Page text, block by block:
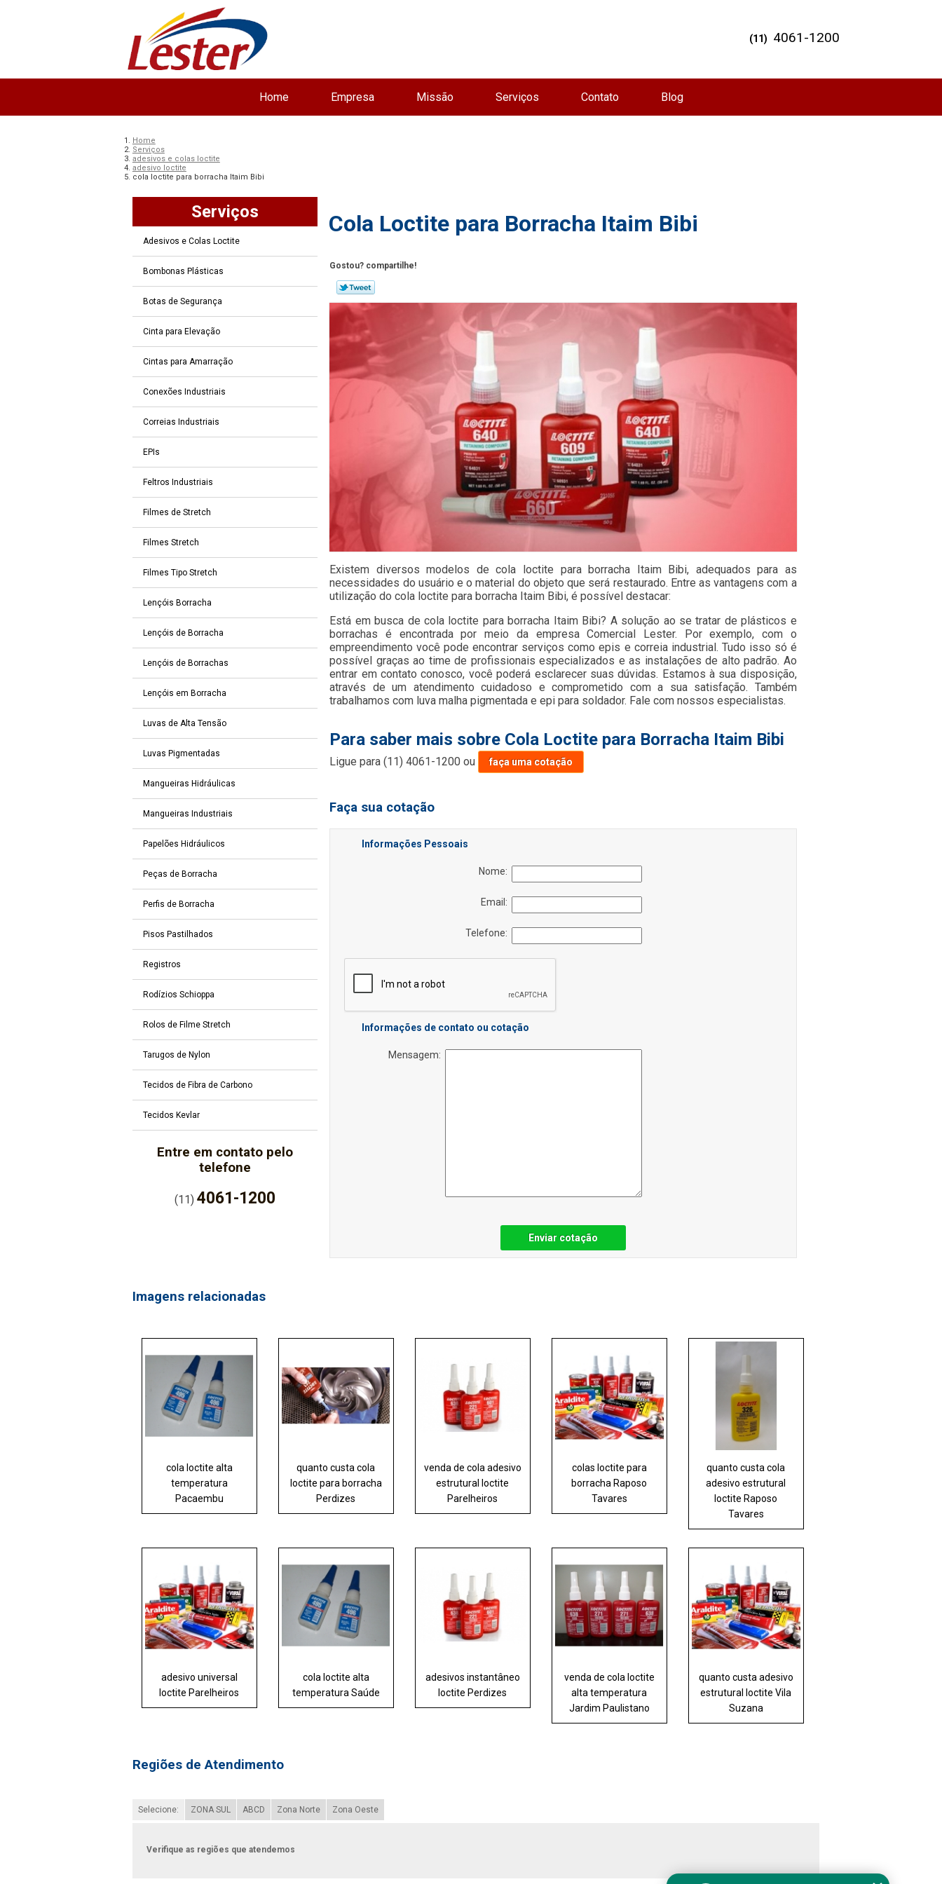
Home Empresa Missão Serviços Contato Blog
(11) 4061-1200
Home
Serviços
adesivos e colas loctite
adesivo loctite
cola loctite para borracha Itaim Bibi
Serviços
Adesivos e Colas Loctite
Bombonas Plásticas
Botas de Segurança
Cinta para Elevação
Cintas para Amarração
Conexões Industriais
Correias Industriais
EPIs
Feltros Industriais
Filmes de Stretch
Filmes Stretch
Filmes Tipo Stretch
Lençóis Borracha
Lençóis de Borracha
Lençóis de Borrachas
Lençóis em Borracha
Luvas de Alta Tensão
Luvas Pigmentadas
Mangueiras Hidráulicas
Mangueiras Industriais
Papelões Hidráulicos
Peças de Borracha
Perfis de Borracha
Pisos Pastilhados
Registros
Rodízios Schioppa
Rolos de Filme Stretch
Tarugos de Nylon
Tecidos de Fibra de Carbono
Tecidos Kevlar
Entre em contato pelo
telefone
(11)4061-1200
Cola Loctite para Borracha Itaim Bibi
Gostou? compartilhe!
Existem diversos modelos de cola loctite para borracha Itaim Bibi, adequados para as
necessidades do usuário e o material do objeto que será restaurado. Entre as vantagens com a
utilização do cola loctite para borracha Itaim Bibi, é possível destacar:
Está em busca de cola loctite para borracha Itaim Bibi? A solução ao se tratar de plásticos e
borrachas é encontrada por meio da empresa Comercial Lester. Por exemplo, com o
empreendimento você pode encontrar serviços como epis e correia industrial. Tudo isso só é
possível graças ao time de profissionais especializados e as instalações de alto padrão. Ao
entrar em contato conosco, você poderá esclarecer suas dúvidas. Estamos à sua disposição,
através de um atendimento cuidadoso e comprometido com a sua satisfação. Também
trabalhamos com luva malha pigmentada e epi para soldador. Fale com nossos especialistas.
Para saber mais sobre Cola Loctite para Borracha Itaim Bibi
Ligue para(11) 4061-1200 ou faça uma cotação
Faça sua cotação
Informações Pessoais
Nome:
Email:
Telefone:
Informações de contato ou cotação
Mensagem:
Enviar cotação
Imagens relacionadas
cola loctite alta
temperatura
Pacaembu
quanto custa cola
loctite para borracha
Perdizes
venda de cola adesivo
estrutural loctite
Parelheiros
colas loctite para
borracha Raposo
Tavares
quanto custa cola
adesivo estrutural
loctite Raposo
Tavares
adesivo universal
loctite Parelheiros
cola loctite alta
temperatura Saúde
adesivos instantâneo
loctite Perdizes
venda de cola loctite
alta temperatura
Jardim Paulistano
quanto custa adesivo
estrutural loctite Vila
Suzana
Regiões de Atendimento
Selecione: ZONA SUL ABCD Zona Norte Zona Oeste
Verifique as regiões que atendemos